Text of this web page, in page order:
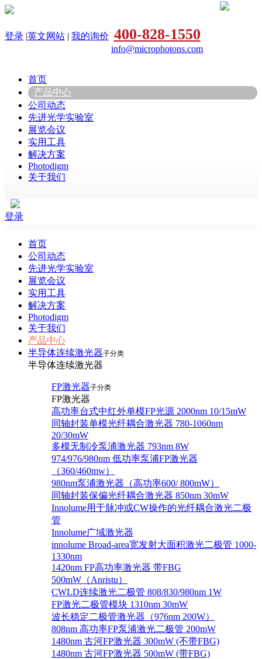
登录 |英文网站 | 我的询价 400-828-1550
info@microphotons.com
首页
产品中心
公司动态
先进光学实验室
展览会议
实用工具
解决方案
Photodigm
关于我们
登录
首页
公司动态
先进光学实验室
展览会议
实用工具
解决方案
Photodigm
关于我们
产品中心
半导体连续激光器子分类
半导体连续激光器
FP激光器子分类
FP激光器
高功率台式中红外单模FP光源 2000nm 10/15mW
同轴封装单模光纤耦合激光器 780-1060nm
20/30mW
多模无制冷泵浦激光器 793nm 8W
974/976/980nm 低功率泵浦FP激光器
（360/460mw）
980nm泵浦激光器（高功率600/ 800mW）
同轴封装保偏光纤耦合激光器 850nm 30mW
Innolume用于脉冲或CW操作的光纤耦合激光二极
管
Innolume广域激光器
innolume Broad-area宽发射大面积激光二极管 1000-
1330nm
1420nm FP高功率激光器 带FBG
500mW（Anristu）
CWLD连续激光二极管 808/830/980nm 1W
FP激光二极管模块 1310nm 30mW
波长稳定二极管激光器（976nm 200W）
808nm 高功率FP泵浦激光二极管 200mW
1480nm 古河FP激光器 300mW (不带FBG)
1480nm 古河FP激光器 500mW (带FBG)